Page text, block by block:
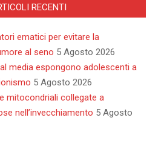
RECENTI
ematici per evitare la
al seno 5 Agosto 2026
media espongono adolescenti a
5 Agosto 2026
mitocondriali collegate a
nell’invecchiamento 5 Agosto